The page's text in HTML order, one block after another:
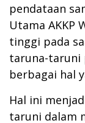
pendataan
Utama AKKP
tinggi pada
taruna-taruni
berbagai hal
Hal ini
taruni dalam